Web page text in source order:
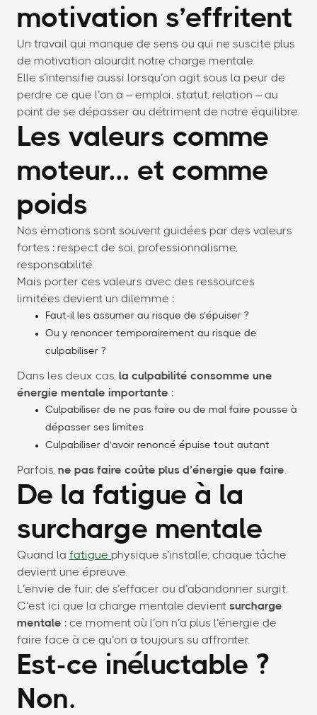
motivation s’effritent
Un travail qui manque de sens ou qui ne suscite plus
de motivation alourdit notre charge mentale.
Elle s’intensifie aussi lorsqu’on agit sous la peur de
perdre ce que l’on a – emploi, statut, relation – au
point de se dépasser au détriment de notre équilibre.
Les valeurs comme
moteur… et comme
poids
Nos émotions sont souvent guidées par des valeurs
fortes : respect de soi, professionnalisme,
responsabilité.
Mais porter ces valeurs avec des ressources
limitées devient un dilemme :
Faut-il les assumer au risque de s’épuiser ?
Ou y renoncer temporairement au risque de
culpabiliser ?
Dans les deux cas, la culpabilité consomme une
énergie mentale importante :
Culpabiliser de ne pas faire ou de mal faire pousse à
dépasser ses limites
Culpabiliser d’avoir renoncé épuise tout autant
Parfois, ne pas faire coûte plus d’énergie que faire.
De la fatigue à la
surcharge mentale
Quand la fatigue physique s’installe, chaque tâche
devient une épreuve.
L’envie de fuir, de s’effacer ou d’abandonner surgit.
C’est ici que la charge mentale devient surcharge
mentale : ce moment où l’on n’a plus l’énergie de
faire face à ce qu’on a toujours su affronter.
Est-ce inéluctable ?
Non.